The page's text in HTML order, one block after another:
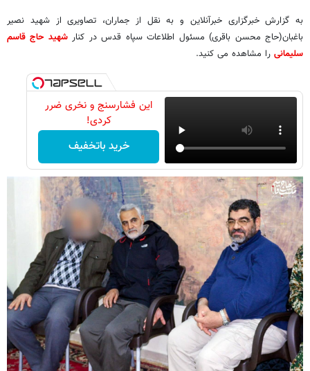
به گزارش خبرگزاری خبرآنلاین و به نقل از جماران، تصاویری از شهید نصیر
باغبان(حاج محسن باقری) مسئول اطلاعات سپاه قدس در کنارشهید حاج قاسم
سلیمانی را مشاهده می کنید.
این فشارسنج و نخری ضرر
کردی!
خرید باتخفیف